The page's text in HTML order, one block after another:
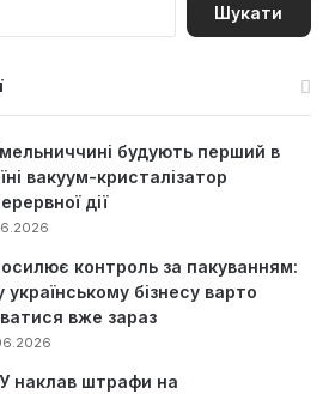
будують перший в
вакуум-кристалізатор
дії
контроль за пакуванням:
українському бізнесу варто
вже зараз
наклав штрафи на